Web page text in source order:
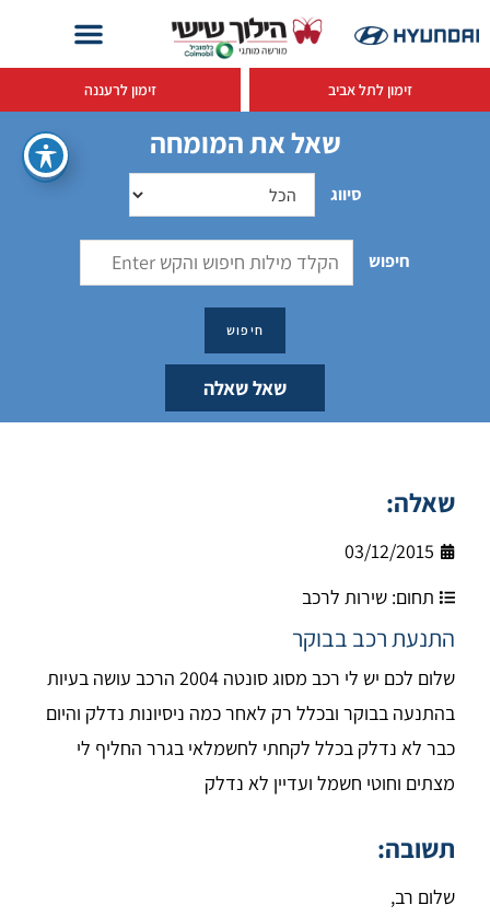
זימון לתל אביב זימון לרעננה
שאל את המומחה
סיווג
חיפוש
שאל שאלה
שאלה:
03/12/2015
תחום: שירות לרכב
התנעת רכב בבוקר
שלום לכם יש לי רכב מסוג סונטה 2004 הרכב עושה בעיות
בהתנעה בבוקר ובכלל רק לאחר כמה ניסיונות נדלק והיום
כבר לא נדלק בכלל לקחתי לחשמלאי בגרר החליף לי
מצתים וחוטי חשמל ועדיין לא נדלק
תשובה:
שלום רב,